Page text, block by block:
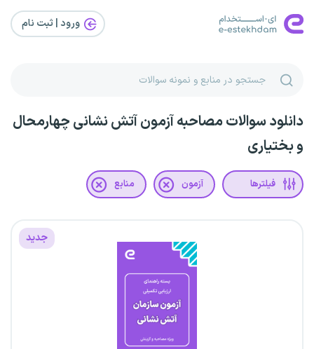
ورود | ثبت‌ نام
دانلود سوالات مصاحبه آزمون آتش نشانی چهارمحال
و بختیاری
فیلترها آزمون منابع
جدید